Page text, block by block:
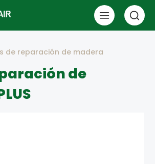
de reparación de madera
de